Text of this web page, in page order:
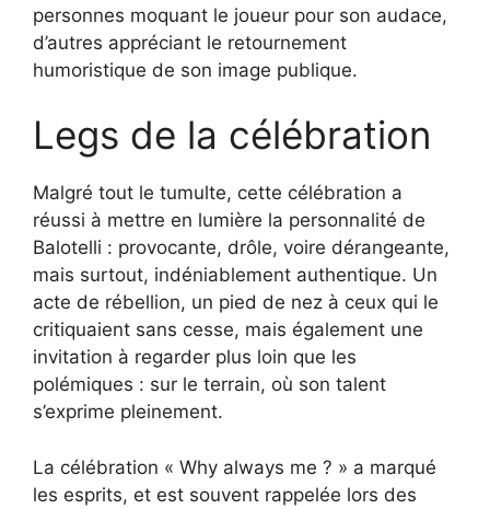
personnes moquant le joueur pour son audace,
d’autres appréciant le retournement
humoristique de son image publique.
Legs de la célébration
Malgré tout le tumulte, cette célébration a
réussi à mettre en lumière la personnalité de
Balotelli : provocante, drôle, voire dérangeante,
mais surtout, indéniablement authentique. Un
acte de rébellion, un pied de nez à ceux qui le
critiquaient sans cesse, mais également une
invitation à regarder plus loin que les
polémiques : sur le terrain, où son talent
s’exprime pleinement.
La célébration « Why always me ? » a marqué
les esprits, et est souvent rappelée lors des